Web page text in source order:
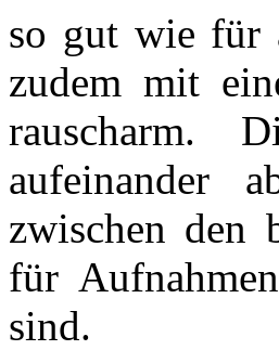
so gut wie für
zudem mit
rauscharm.
aufeinander
zwischen den
für
sind.